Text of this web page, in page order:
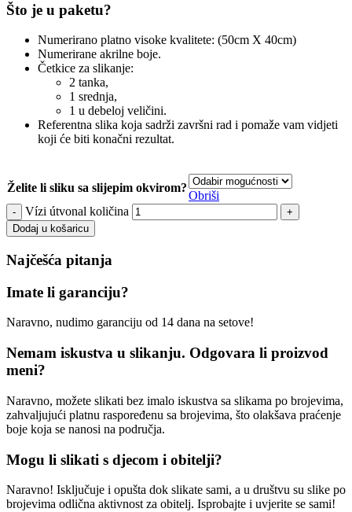
Što je u paketu?
Numerirano platno visoke kvalitete: (50cm X 40cm)
Numerirane akrilne boje.
Četkice za slikanje:
2 tanka,
1 srednja,
1 u debeloj veličini.
Referentna slika koja sadrži završni rad i pomaže vam vidjeti
koji će biti konačni rezultat.
Želite li sliku sa slijepim okvirom?
Obriši
Vízi útvonal količina
Dodaj u košaricu
Najčešća pitanja
Imate li garanciju?
Naravno, nudimo garanciju od 14 dana na setove!
Nemam iskustva u slikanju. Odgovara li proizvod
meni?
Naravno, možete slikati bez imalo iskustva sa slikama po brojevima,
zahvaljujući platnu raspoređenu sa brojevima, što olakšava praćenje
boje koja se nanosi na područja.
Mogu li slikati s djecom i obitelji?
Naravno! Isključuje i opušta dok slikate sami, a u društvu su slike po
brojevima odlična aktivnost za obitelj. Isprobajte i uvjerite se sami!